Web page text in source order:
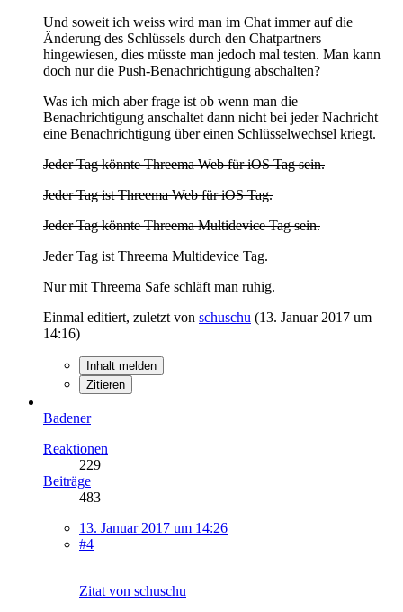
Und soweit ich weiss wird man im Chat immer auf die
Änderung des Schlüssels durch den Chatpartners
hingewiesen, dies müsste man jedoch mal testen. Man kann
doch nur die Push-Benachrichtigung abschalten?
Was ich mich aber frage ist ob wenn man die
Benachrichtigung anschaltet dann nicht bei jeder Nachricht
eine Benachrichtigung über einen Schlüsselwechsel kriegt.
Jeder Tag könnte Threema Web für iOS Tag sein.
Jeder Tag ist Threema Web für iOS Tag.
Jeder Tag könnte Threema Multidevice Tag sein.
Jeder Tag ist Threema Multidevice Tag.
Nur mit Threema Safe schläft man ruhig.
Einmal editiert, zuletzt von schuschu (13. Januar 2017 um
14:16)
Inhalt melden
Zitieren
Badener
Reaktionen
229
Beiträge
483
13. Januar 2017 um 14:26
#4
Zitat von schuschu